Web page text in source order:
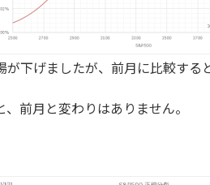
下げましたが、前月に比較する
前月と変わりはありません。